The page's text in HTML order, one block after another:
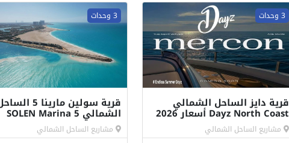
3 وحدات
قرية دايز الساحل الشمالي
Dayz North Coast أسعار 2026
مشاريع الساحل الشمالي
3 وحدات
قرية سولين مارينا 5
الشمالي SOLEN Marina 5
مشاريع الساحل الشمالي